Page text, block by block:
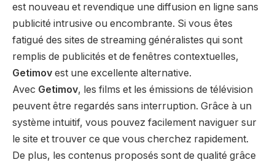
est nouveau et revendique une diffusion en ligne sans
publicité intrusive ou encombrante. Si vous êtes
fatigué des sites de streaming généralistes qui sont
remplis de publicités et de fenêtres contextuelles,
Getimov est une excellente alternative.
Avec Getimov, les films et les émissions de télévision
peuvent être regardés sans interruption. Grâce à un
système intuitif, vous pouvez facilement naviguer sur
le site et trouver ce que vous cherchez rapidement.
De plus, les contenus proposés sont de qualité grâce